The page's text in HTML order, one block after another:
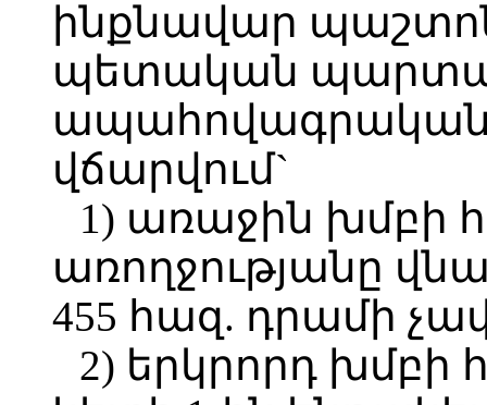
ինքնավար
պետական
ապահովագրական
վճարվում`
1) առաջին խմբի
առողջությանը
455 հազ. դրամի
2) երկրորդ խմբի